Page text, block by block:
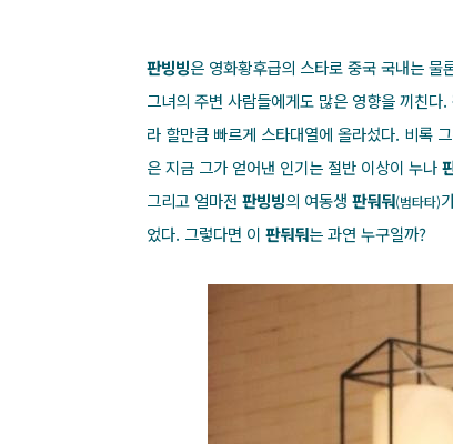
판빙빙은 영화황후급의 스타로 중국 국내는
그녀의 주변 사람들에게도 많은 영향을 끼친다.
라 할만큼 빠르게 스타대열에 올라섰다. 비록
은 지금 그가 얻어낸 인기는 절반 이상이 누나
그리고 얼마전 판빙빙의 여동생 판둬둬(범타타)
었다. 그렇다면 이 판둬둬는 과연 누구일까?